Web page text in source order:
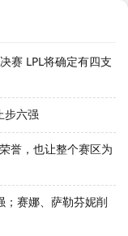
赛 LPL将确定有四支
步六强
誉，也让整个赛区为
；赛娜、萨勒芬妮削